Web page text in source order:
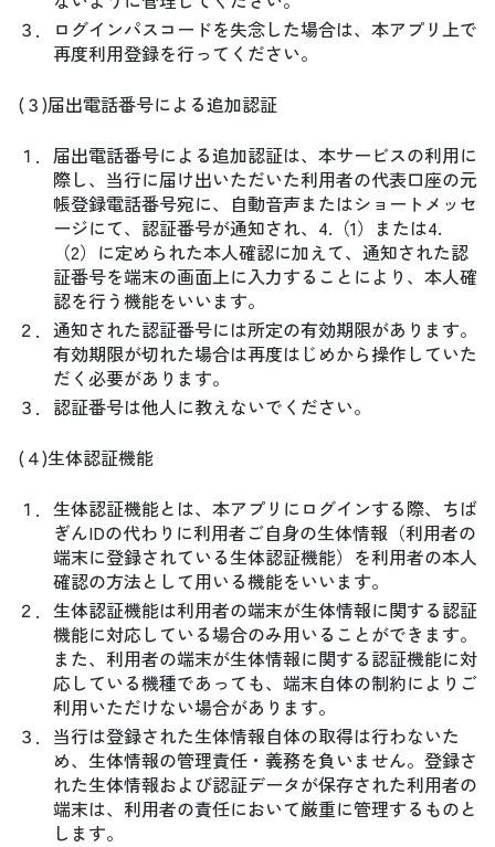
３．
ログインパスコードを失念した場合は、本アプリ上で
再度利用登録を行ってください。
(３)届出電話番号による追加認証
１． 届出電話番号による追加認証は、本サービスの利用に
際し、当行に届け出いただいた利用者の代表口座の元
帳登録電話番号宛に、自動音声またはショートメッセ
ージにて、認証番号が通知され、4.（1）または4.
（2）に定められた本人確認に加えて、通知された認
証番号を端末の画面上に入力することにより、本人確
認を行う機能をいいます。
２． 通知された認証番号には所定の有効期限があります。
有効期限が切れた場合は再度はじめから操作していた
だく必要があります。
３． 認証番号は他人に教えないでください。
(４)生体認証機能
１． 生体認証機能とは、本アプリにログインする際、ちば
ぎんIDの代わりに利用者ご自身の生体情報（利用者の
端末に登録されている生体認証機能）を利用者の本人
確認の方法として用いる機能をいいます。
２． 生体認証機能は利用者の端末が生体情報に関する認証
機能に対応している場合のみ用いることができます。
また、利用者の端末が生体情報に関する認証機能に対
応している機種であっても、端末自体の制約によりご
利用いただけない場合があります。
３． 当行は登録された生体情報自体の取得は行わないた
め、生体情報の管理責任・義務を負いません。登録さ
れた生体情報および認証データが保存された利用者の
端末は、利用者の責任において厳重に管理するものと
します。